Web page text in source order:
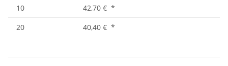
10
42,70 € *
20
40,40 € *